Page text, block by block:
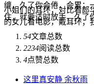
小姐们的耳环，对比着郎
的女儿看电影，戴耳环
缠，久了你会倦，会累；
住，就要适时放手，久了
54文章总数
2234阅读总数
4点赞总数
这里真安静 余秋雨